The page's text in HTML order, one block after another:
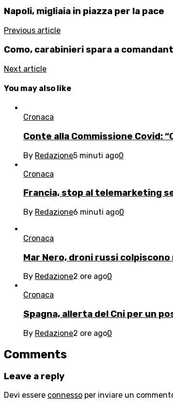
Napoli, migliaia in piazza per la pace
Previous article
Como, carabinieri spara a
Next article
You may also like
Cronaca
Conte alla Commissione Covid:
By Redazione5 minuti ago0
Cronaca
Francia, stop al telemarketing
By Redazione6 minuti ago0
Cronaca
Mar Nero, droni russi
By Redazione2 ore ago0
Cronaca
Spagna, allerta del Cni per un
By Redazione2 ore ago0
Comments
Leave a reply
Devi essere connesso per inviare un